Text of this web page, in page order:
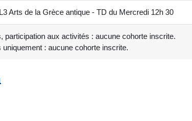
Arts de la Grèce antique - TD du Mercredi 12h 30
participation aux activités : aucune cohorte inscrite.
: aucune cohorte inscrite.